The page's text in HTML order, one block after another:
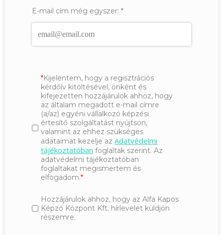
E-mail cím még egyszer: *
Kijelentem, hogy a regisztrációs
kérdőív kitöltésével, önként és
kifejezetten hozzájárulok ahhoz, hogy
az általam megadott e-mail címre
(a/az) egyéni vállalkozó képzési
értesítő szolgáltatást nyújtson,
valamint az ehhez szükséges
adataimat kezelje az Adatvédelmi
tájékoztatóban foglaltak szerint. Az
adatvédelmi tájékoztatóban
foglaltakat megismertem és
elfogadom.
Hozzájárulok ahhoz, hogy az Alfa Kapos
Képző Központ Kft. hírlevelet küldjön
részemre.